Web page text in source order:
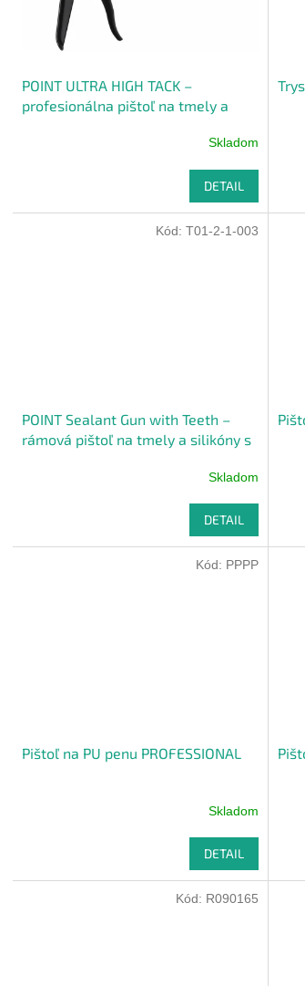
POINT ULTRA HIGH TACK –
profesionálna pištoľ na tmely a
Skladom
DETAIL
POINT Sealant Gun with Teeth –
rámová pištoľ na tmely a silikóny s
Skladom
DETAIL
Kód: T01-2-1-003
Pištoľ na PU penu PROFESSIONAL
Skladom
DETAIL
Kód: PPPP
Kód: R090165